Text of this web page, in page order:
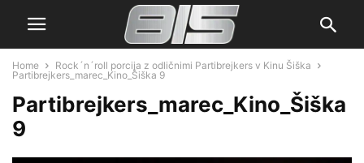
Home
Rock´n´roll porcija z odličnimi Partibrejkers v Kinu Šiška
Partibrejkers_marec_Kino_Šiška 9
Partibrejkers_marec_Kino_Šiška
9